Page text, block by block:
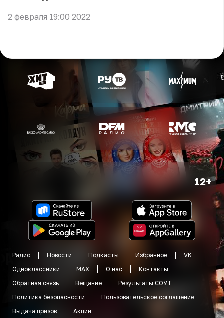
2 февраля 19:00 2022
12+
Радио Новости Подкасты Избранное
VK
Одноклассники
MAX О нас
Контакты
Обратная связь
Вещание
Результаты СОУТ
Политика безопасности
Пользовательское соглашение
Выдача призов
Акции